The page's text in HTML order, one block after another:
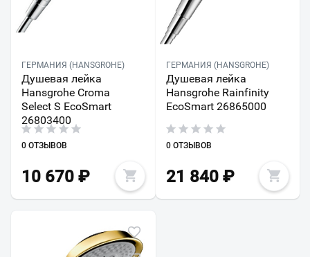
ГЕРМАНИЯ (HANSGROHE)
Душевая лейка
Hansgrohe Croma
Select S EcoSmart
26803400
0 ОТЗЫВОВ
10 670 ₽
ГЕРМАНИЯ (HANSGROHE)
Душевая лейка
Hansgrohe Rainfinity
EcoSmart 26865000
0 ОТЗЫВОВ
21 840₽